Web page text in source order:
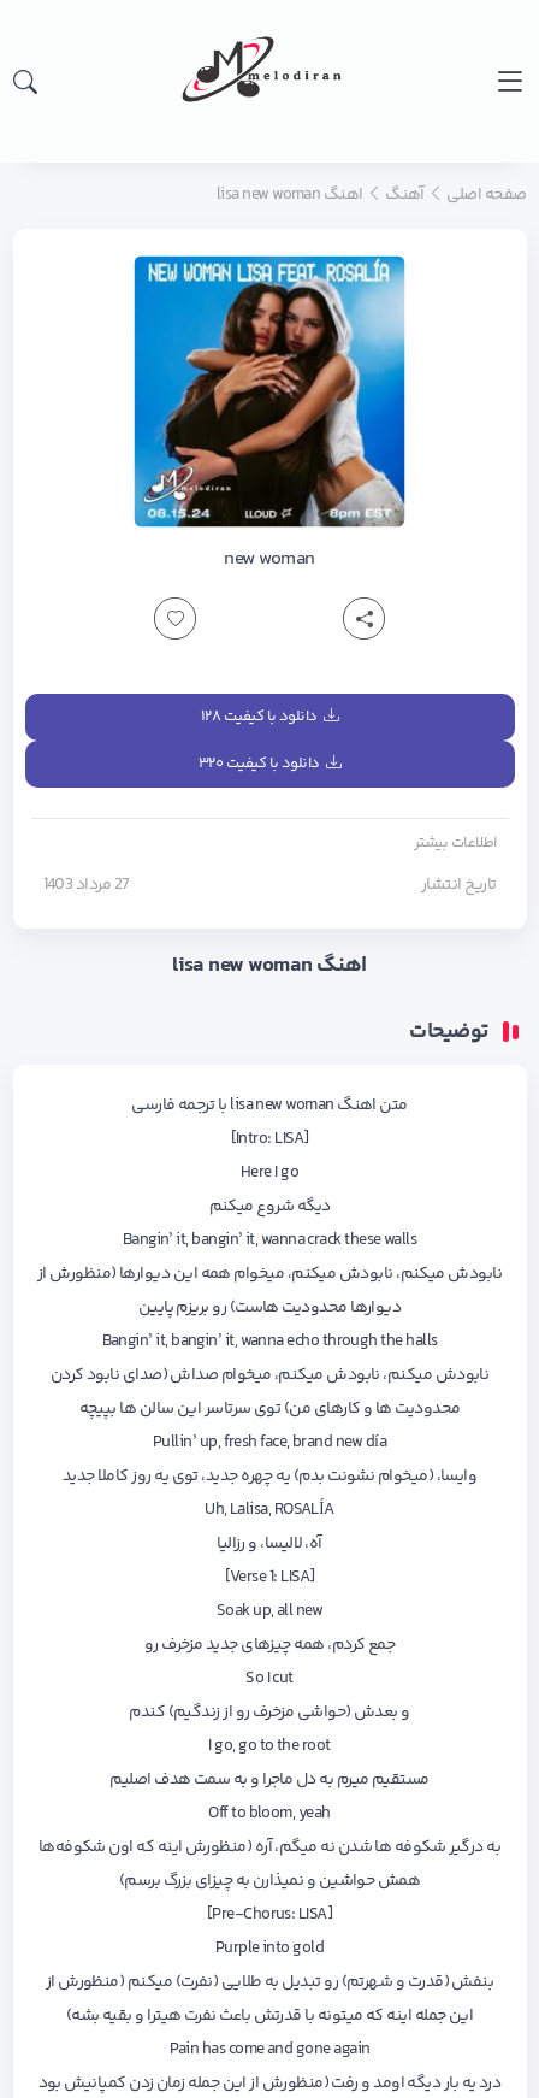
صفحه اصلی آهنگ اهنگ lisa new woman
new woman
دانلود با کیفیت ۱۲۸
دانلود با کیفیت ۳۲۰
اطلاعات بیشتر
تاریخ انتشار 27 مرداد 1403
اهنگ lisa new woman
توضیحات
متن اهنگ lisa new woman با ترجمه فارسی
[Intro: LISA]
Here I go
دیگه شروع میکنم
Bangin’ it, bangin’ it, wanna crack these walls
نابودش میکنم، نابودش میکنم، میخوام همه این دیوارها (منظورش از
دیوارها محدودیت هاست) رو بریزم پایین
Bangin’ it, bangin’ it, wanna echo through the halls
نابودش میکنم، نابودش میکنم، میخوام صداش (صدای نابود کردن
محدودیت ها و کارهای من) توی سرتاسر این سالن ها بپیچه
Pullin’ up, fresh face, brand new día
وایسا، (میخوام نشونت بدم) یه چهره جدید، توی یه روز کاملا جدید
Uh, Lalisa, ROSALÍA
آه، لالیسا، و رزالیا
[Verse 1: LISA]
Soak up, all new
جمع کردم، همه چیزهای جدید مزخرف رو
So I cut
و بعدش (حواشی مزخرف رو از زندگیم) کندم
I go, go to the root
مستقیم میرم به دل ماجرا و به سمت هدف اصلیم
Off to bloom, yeah
به درگیر شکوفه ها شدن نه میگم، آره (منظورش اینه که اون شکوفه‌ها
همش حواشین و نمیذارن به چیزای بزرگ برسم)
[Pre-Chorus: LISA]
Purple into gold
بنفش (قدرت و شهرتم) رو تبدیل به طلایی (نفرت) میکنم (منظورش از
این جمله اینه که میتونه با قدرتش باعث نفرت هیترا و بقیه بشه)
Pain has come and gone again
درد یه بار دیگه اومد و رفت (منظورش از این جمله زمان زدن کمپانیش بود